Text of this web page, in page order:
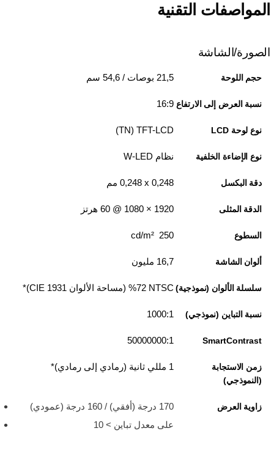
المواصفات التقنية
الصورة/الشاشة
حجم اللوحة 21,5 بوصات / 54,6 سم
نسبة العرض إلى الارتفاع 16:9
نوع لوحة LCD TFT-LCD‏ (TN)
نوع الإضاءة الخلفية نظام W-LED
دقة البكسل 0,248 x‏ 0,248 مم
الدقة المثلى 1920‏ × 1080 @ 60 هرتز
السطوع 250 cd/m²
ألوان الشاشة 16,7 مليون
سلسلة الألوان (نموذجية) NTSC‏ 72‏% (مساحة الألوان CIE 1931)*
نسبة التباين (نموذجي) 1000:1
SmartContrast
50000000:1
زمن الاستجابة
(النموذجي)
1 مللي ثانية (رمادي إلى رمادي)*
زاوية العرض
170 درجة (أفقي) / 160 درجة (عمودي)
على معدل تباين > 10